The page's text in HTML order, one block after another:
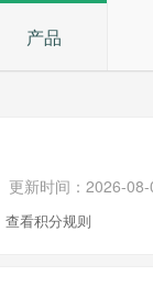
产品
更新时间：2026-
查看积分规则